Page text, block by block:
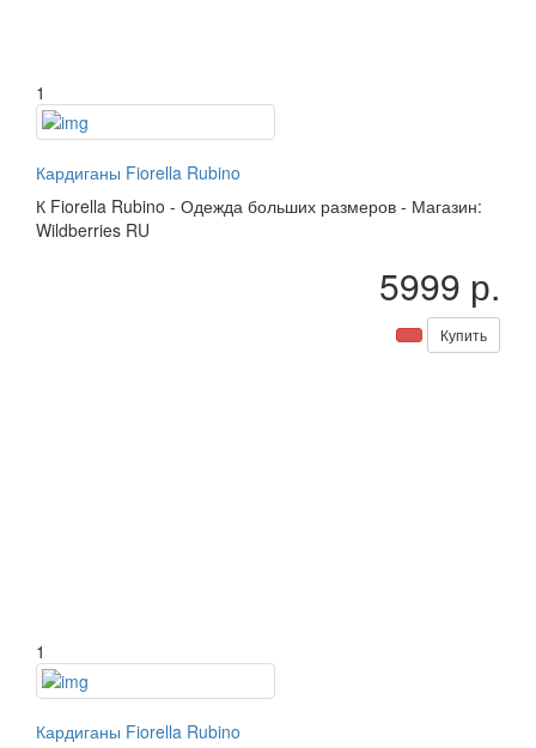
1
Кардиганы Fiorella Rubino
К Fiorella Rubino - Одежда больших размеров - Магазин:
Wildberries RU
5999 р.
Купить
1
Кардиганы Fiorella Rubino